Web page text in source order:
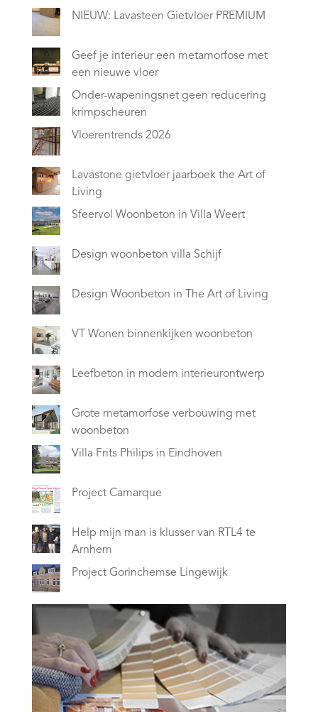
NIEUW: Lavasteen Gietvloer PREMIUM
Geef je interieur een metamorfose met
een nieuwe vloer
Onder-wapeningsnet geen reducering
krimpscheuren
Vloerentrends 2026
Lavastone gietvloer jaarboek the Art of
Living
Sfeervol Woonbeton in Villa Weert
Design woonbeton villa Schijf
Design Woonbeton in The Art of Living
VT Wonen binnenkijken woonbeton
Leefbeton in modern interieurontwerp
Grote metamorfose verbouwing met
woonbeton
Villa Frits Philips in Eindhoven
Project Camarque
Help mijn man is klusser van RTL4 te
Arnhem
Project Gorinchemse Lingewijk